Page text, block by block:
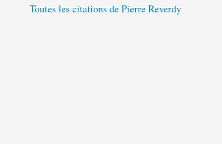
Toutes les citations de Pierre Reverdy